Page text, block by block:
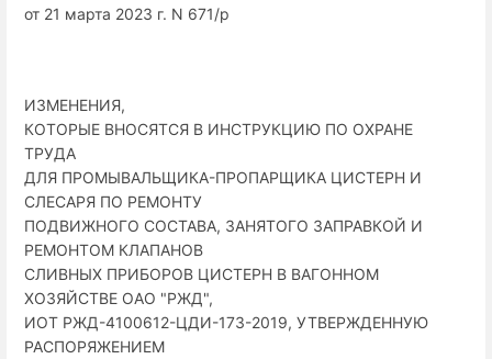
от 21 марта 2023 г. N 671/р
ИЗМЕНЕНИЯ,
КОТОРЫЕ ВНОСЯТСЯ В ИНСТРУКЦИЮ ПО ОХРАНЕ
ТРУДА
ДЛЯ ПРОМЫВАЛЬЩИКА-ПРОПАРЩИКА ЦИСТЕРН И
СЛЕСАРЯ ПО РЕМОНТУ
ПОДВИЖНОГО СОСТАВА, ЗАНЯТОГО ЗАПРАВКОЙ И
РЕМОНТОМ КЛАПАНОВ
СЛИВНЫХ ПРИБОРОВ ЦИСТЕРН В ВАГОННОМ
ХОЗЯЙСТВЕ ОАО "РЖД",
ИОТ РЖД-4100612-ЦДИ-173-2019, УТВЕРЖДЕННУЮ
РАСПОРЯЖЕНИЕМ